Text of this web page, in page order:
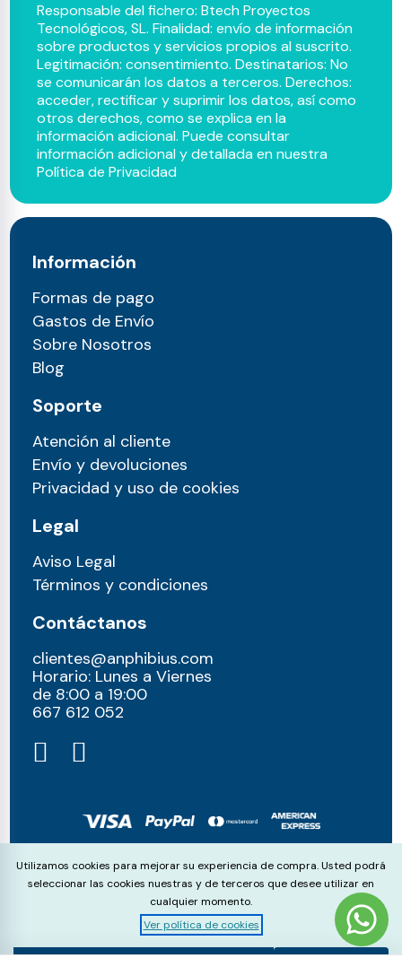
Responsable del fichero: Btech Proyectos
Tecnológicos, SL. Finalidad: envío de información
sobre productos y servicios propios al suscrito.
Legitimación: consentimiento. Destinatarios: No
se comunicarán los datos a terceros. Derechos:
acceder, rectificar y suprimir los datos, así como
otros derechos, como se explica en la
información adicional. Puede consultar
información adicional y detallada en nuestra
Política de Privacidad
Información
Formas de pago
Gastos de Envío
Sobre Nosotros
Blog
Soporte
Atención al cliente
Envío y devoluciones
Privacidad y uso de cookies
Legal
Aviso Legal
Términos y condiciones
Contáctanos
clientes@anphibius.com
Horario: Lunes a Viernes
de 8:00 a 19:00
667 612 052​
© anphibius, 2026
Pago 100% seguros con:
Cookie Consent
Utilizamos cookies para mejorar su experiencia de compra. Usted podrá
seleccionar las cookies nuestras y de terceros que desee utilizar en
cualquier momento.
Ver política de cookies